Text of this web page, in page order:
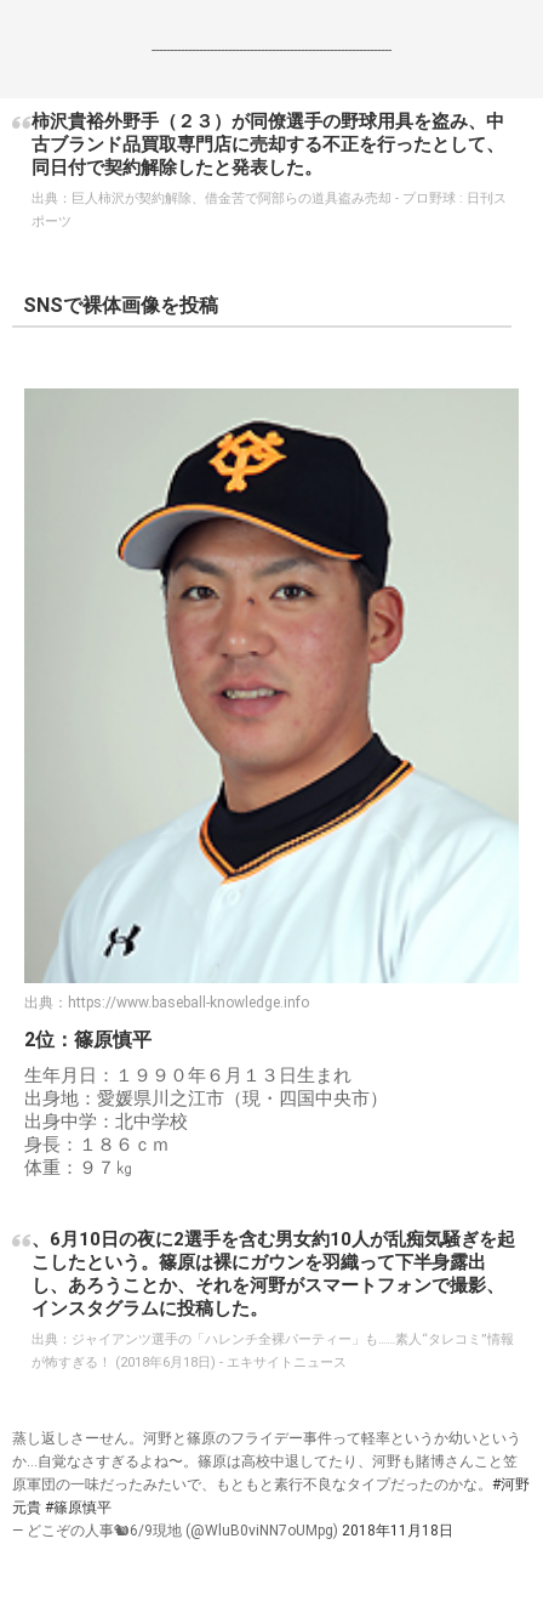
------------------------------------------------------------------
柿沢貴裕外野手（２３）が同僚選手の野球用具を盗み、中
古ブランド品買取専門店に売却する不正を行ったとして、
同日付で契約解除したと発表した。
出典： 巨人柿沢が契約解除、借金苦で阿部らの道具盗み売却 - プロ野球 : 日刊ス
ポーツ
SNSで裸体画像を投稿
出典： https://www.baseball-knowledge.info
2位：篠原慎平
生年月日：１９９０年６月１３日生まれ
出身地：愛媛県川之江市（現・四国中央市）
出身中学：北中学校
身長：１８６ｃｍ
体重：９７㎏
、6月10日の夜に2選手を含む男女約10人が乱痴気騒ぎを起
こしたという。篠原は裸にガウンを羽織って下半身露出
し、あろうことか、それを河野がスマートフォンで撮影、
インスタグラムに投稿した。
出典： ジャイアンツ選手の「ハレンチ全裸パーティー」も……素人“タレコミ”情報
が怖すぎる！ (2018年6月18日) - エキサイトニュース
蒸し返しさーせん。河野と篠原のフライデー事件って軽率というか幼いという
か…自覚なさすぎるよね〜。篠原は高校中退してたり、河野も賭博さんこと笠
原軍団の一味だったみたいで、もともと素行不良なタイプだったのかな。 #河野
元貴 #篠原慎平
— どこぞの人事🐿6/9現地 (@WluB0viNN7oUMpg) 2018年11月18日